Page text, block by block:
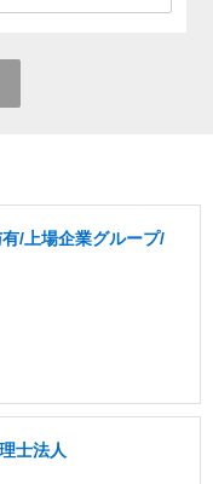
/上場企業グループ/
士法人